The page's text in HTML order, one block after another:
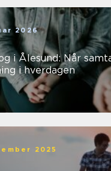
2026
i Ålesund: Når
i hverdagen
2025